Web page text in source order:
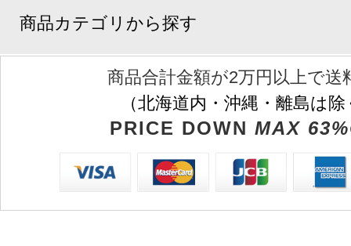
商品カテゴリから探す
商品合計金額が2万円以上で送
（北海道内・沖縄・離島は
PRICE DOWN MAX